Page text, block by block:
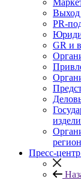
Выход
PR-
GR и
Пресс-центр